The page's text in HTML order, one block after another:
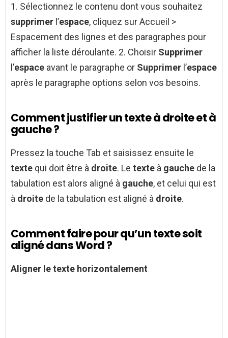
1. Sélectionnez le contenu dont vous souhaitez
supprimer l’espace, cliquez sur Accueil >
Espacement des lignes et des paragraphes pour
afficher la liste déroulante. 2. Choisir Supprimer
l’espace avant le paragraphe or Supprimer l’espace
après le paragraphe options selon vos besoins.
Comment justifier un texte à droite et à
gauche ?
Pressez la touche Tab et saisissez ensuite le
texte qui doit être à droite. Le texte à gauche de la
tabulation est alors aligné à gauche, et celui qui est
à droite de la tabulation est aligné à droite.
Comment faire pour qu’un texte soit
aligné dans Word ?
Aligner le texte horizontalement